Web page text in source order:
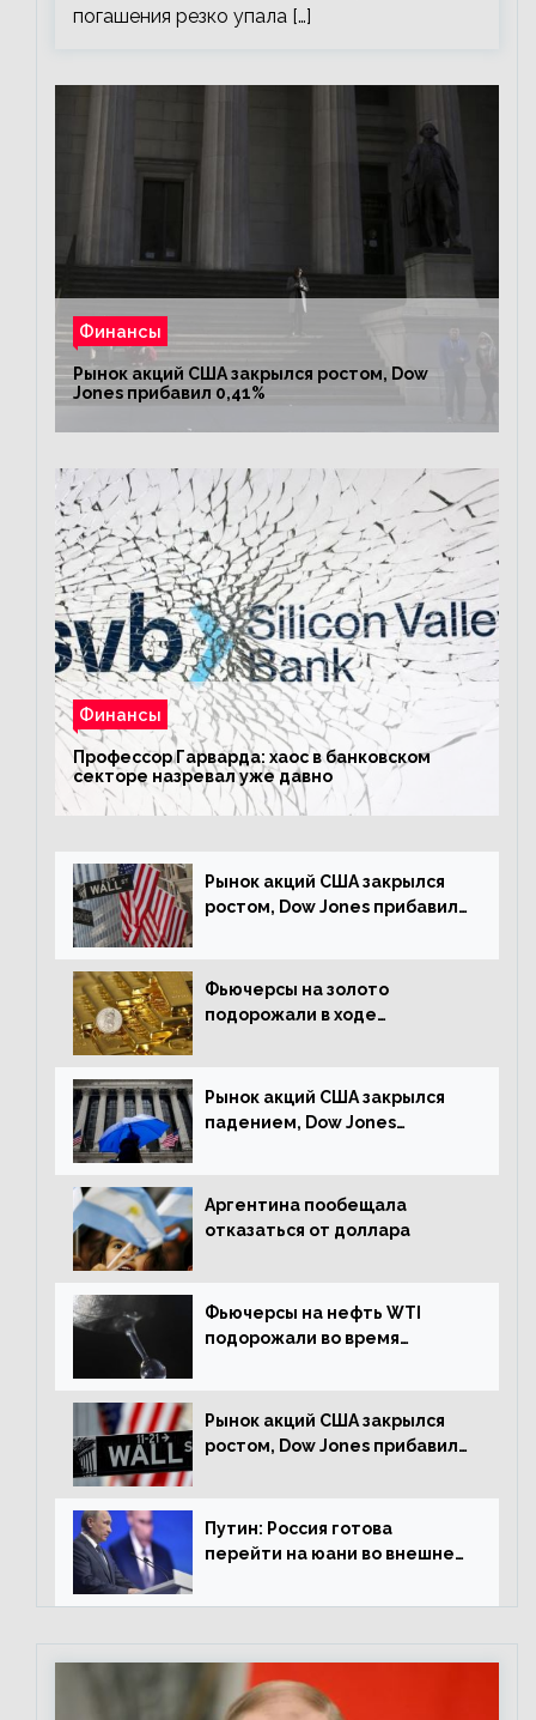
погашения резко упала […]
Финансы
Рынок акций США закрылся ростом, Dow
Jones прибавил 0,41%
Финансы
Профессор Гарварда: хаос в банковском
секторе назревал уже давно
Рынок акций США закрылся
ростом, Dow Jones прибавил
Фьючерсы на золото
подорожали в ходе
Рынок акций США закрылся
падением, Dow Jones
Аргентина пообещала
отказаться от доллара
Фьючерсы на нефть WTI
подорожали во время
Рынок акций США закрылся
ростом, Dow Jones прибавил
Путин: Россия готова
перейти на юани во внешней